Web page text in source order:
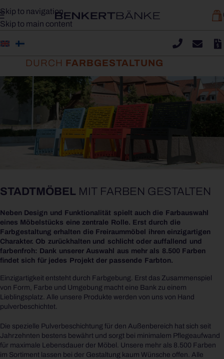
Skip to navigation
Skip to main content
DURCH FARB­GESTALTUNG
STADTMÖBEL MIT FARBEN GESTALTEN
Neben Design und Funktionalität spielt auch die Farbauswahl
eines Möbelstücks eine zentrale Rolle. Erst durch die
Farbgestaltung erhalten die Freiraummöbel ihren einzigartigen
Charakter. Ob zurückhalten und schlicht oder auffallend und
farbenfroh: Dank unserer Auswahl aus mehr als 8.500 Farben
findet sich für jedes Projekt der passende Farbton.
Einzigartigkeit entsteht durch Farbgebung. Erst das Zusammenspiel
von Form, Farbe und Umgebung macht eine Bank zu einem
Lieblingsplatz. Alle unsere Produkte werden von uns von Hand
pulverbeschichtet.
Die spezielle Pulverbeschichtung für den Außenbereich hat sich seit
Jahrzehnten bestens bewährt und sorgt bei minimalem Pflegeaufwand
für maximale Lebensdauer der Möbel. Unsere mehr als 8.500 Farben
im Sortiment lassen bei der Gestaltung kaum Wünsche offen. Alle